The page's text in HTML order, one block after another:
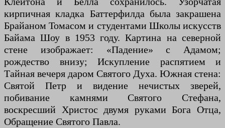
кирпичная кладка Баттерфилда была закрашена
Брайаном Томасом и студентами Школы искусств
Байама Шоу в 1953 году. Картина на северной
стене изображает: «Падение» с Адамом;
рождество внизу; Искупление распятием и
Тайная вечеря даром Святого Духа. Южная стена:
Святой Петр и видение нечистых зверей,
побивание камнями Святого Стефана,
воскресший Христос двумя руками Бога Отца,
Обращение Святого Павла.